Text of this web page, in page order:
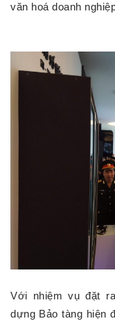
văn hoá doanh
Với nhiệm vụ đặt
dựng Bảo tàng hiện